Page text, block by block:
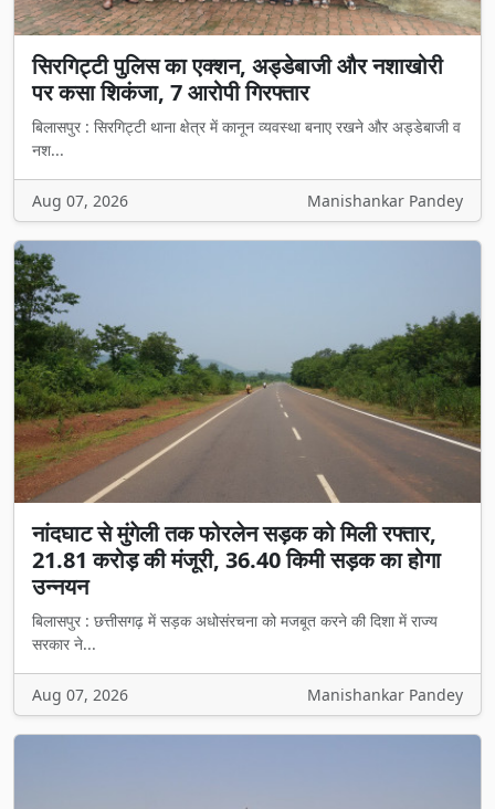
सिरगिट्टी पुलिस का एक्शन, अड्डेबाजी और नशाखोरी
पर कसा शिकंजा, 7 आरोपी गिरफ्तार
बिलासपुर : सिरगिट्टी थाना क्षेत्र में कानून व्यवस्था बनाए रखने और अड्डेबाजी व
नश...
Aug 07, 2026 Manishankar Pandey
नांदघाट से मुंगेली तक फोरलेन सड़क को मिली रफ्तार,
21.81 करोड़ की मंजूरी, 36.40 किमी सड़क का होगा
उन्नयन
बिलासपुर : छत्तीसगढ़ में सड़क अधोसंरचना को मजबूत करने की दिशा में राज्य
सरकार ने...
Aug 07, 2026 Manishankar Pandey